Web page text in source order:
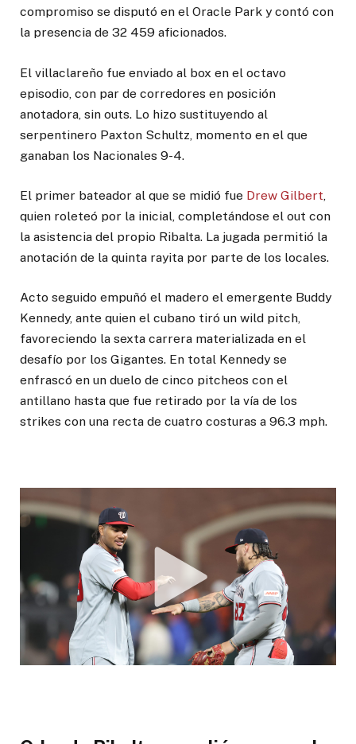
compromiso se disputó en el Oracle Park y contó con
la presencia de 32 459 aficionados.
El villaclareño fue enviado al box en el octavo
episodio, con par de corredores en posición
anotadora, sin outs. Lo hizo sustituyendo al
serpentinero Paxton Schultz, momento en el que
ganaban los Nacionales 9-4.
El primer bateador al que se midió fue Drew Gilbert
quien roleteó por la inicial, completándose el out con
la asistencia del propio Ribalta. La jugada permitió la
anotación de la quinta rayita por parte de los locales.
Acto seguido empuñó el madero el emergente Buddy
Kennedy, ante quien el cubano tiró un wild pitch,
favoreciendo la sexta carrera materializada en el
desafío por los Gigantes. En total Kennedy se
enfrascó en un duelo de cinco pitcheos con el
antillano hasta que fue retirado por la vía de los
strikes con una recta de cuatro costuras a 96.3 mph.